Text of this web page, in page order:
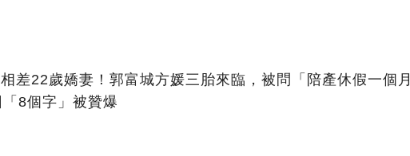
差22歲嬌妻！郭富城方媛三胎來臨，被問「陪產休假一個月
8個字」被贊爆